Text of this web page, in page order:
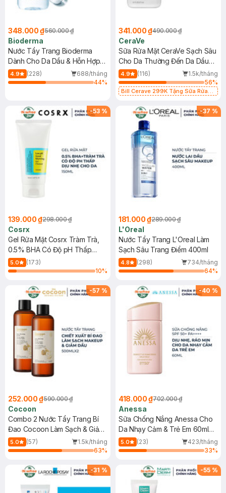
348.000 ₫560.000 ₫
Bioderma
Nước Tẩy Trang Bioderma
Dành Cho Da Dầu & Hỗn Hợp
500ml
4.9 (228)
688/tháng
44%
341.000 ₫490.000 ₫
CeraVe
Sữa Rửa Mặt CeraVe Sạch Sâu
Cho Da Thường Đến Da Dầu
473ml
4.9 (116)
1.5k/tháng
56%
Bill Cerave 299K Tặng Sữa Rửa
-53 %
139.000 ₫298.000 ₫
Cosrx
Gel Rửa Mặt Cosrx Tràm Trà,
0.5% BHA Có Độ pH Thấp
150ml
5.0
(173)
10%
-37 %
181.000 ₫289.000 ₫
L'Oreal
Nước Tẩy Trang L'Oreal Làm
Sạch Sâu Trang Điểm 400ml
4.8 (298)
734/tháng
64%
-57 %
252.000 ₫590.000 ₫
Cocoon
Combo 2 Nước Tẩy Trang Bí
Đao Cocoon Làm Sạch & Giảm
Dầu 500ml
5.0 (57)
1.5k/tháng
63%
-40 %
418.000 ₫702.000 ₫
Anessa
Sữa Chống Nắng Anessa Cho
Da Nhạy Cảm & Trẻ Em 60ml
(Mới)
5.0 (23)
423/tháng
33%
-31 % -55 %